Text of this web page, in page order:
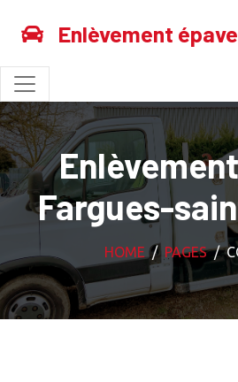
Enlèvement
Fargues-
HOME PAGES